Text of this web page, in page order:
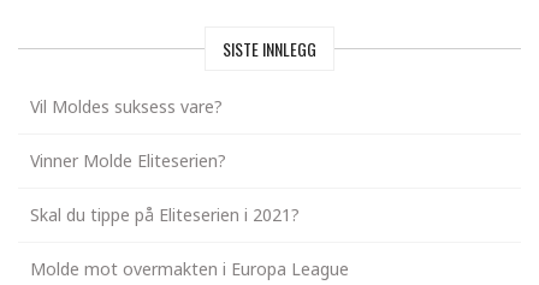
SISTE INNLEGG
Vil Moldes suksess vare?
Vinner Molde Eliteserien?
Skal du tippe på Eliteserien i 2021?
Molde mot overmakten i Europa League